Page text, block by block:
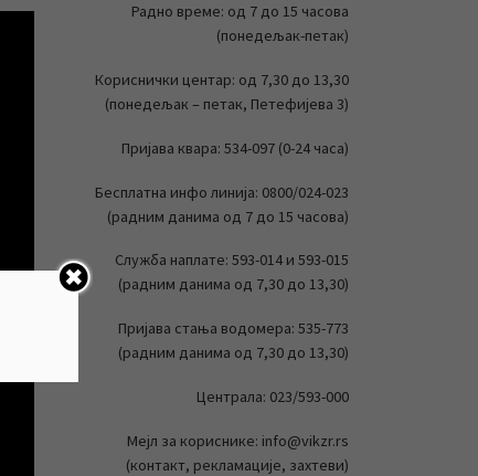
Радно време: од 7 до 15 часова
(понедељак-петак)
Кориснички центар: од 7,30 до 13,30
(понедељак – петак, Петефијева 3)
Пријава квара: 534-097 (0-24 часа)
Бесплатна инфо линија: 0800/024-023
(радним данима од 7 до 15 часова)
Служба наплате: 593-014 и 593-015
(радним данима од 7,30 до 13,30)
Пријава стања водомера: 535-773
(радним данима од 7,30 до 13,30)
Централа: 023/593-000
Мејл за кориснике: info@vikzr.rs
(контакт, рекламације, захтеви)